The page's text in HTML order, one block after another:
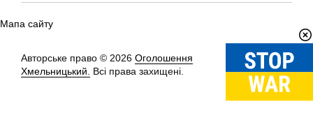
Мапа сайту
Авторське право © 2026 Оголошення
Хмельницький.
Всі права захищені.
Вгору↑